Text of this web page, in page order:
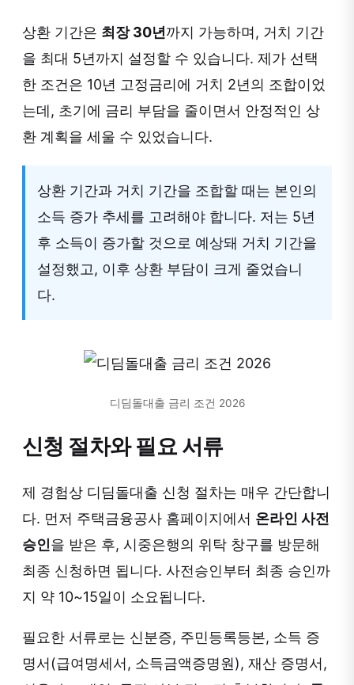
상환 기간은 최장 30년까지 가능하며, 거치 기간
을 최대 5년까지 설정할 수 있습니다. 제가 선택
한 조건은 10년 고정금리에 거치 2년의 조합이었
는데, 초기에 금리 부담을 줄이면서 안정적인 상
환 계획을 세울 수 있었습니다.
상환 기간과 거치 기간을 조합할 때는 본인의
소득 증가 추세를 고려해야 합니다. 저는 5년
후 소득이 증가할 것으로 예상돼 거치 기간을
설정했고, 이후 상환 부담이 크게 줄었습니
다.
디딤돌대출 금리 조건 2026
신청 절차와 필요 서류
제 경험상 디딤돌대출 신청 절차는 매우 간단합니
다. 먼저 주택금융공사 홈페이지에서 온라인 사전
승인을 받은 후, 시중은행의 위탁 창구를 방문해
최종 신청하면 됩니다. 사전승인부터 최종 승인까
지 약 10~15일이 소요됩니다.
필요한 서류로는 신분증, 주민등록등본, 소득 증
명서(급여명세서, 소득금액증명원), 재산 증명서,